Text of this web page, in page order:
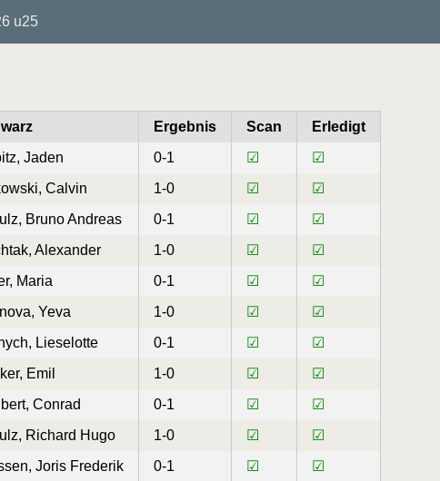
u25
Ergebnis Scan
Erledigt
Jaden 0-1 ☑
☑
Calvin 1-0 ☑
☑
Bruno Andreas 0-1 ☑
☑
Alexander 1-0 ☑
☑
Maria 0-1 ☑
☑
Yeva 1-0 ☑
☑
Lieselotte 0-1 ☑
☑
Emil 1-0 ☑
☑
Conrad 0-1 ☑
☑
Richard Hugo 1-0 ☑
☑
Joris Frederik 0-1 ☑
☑